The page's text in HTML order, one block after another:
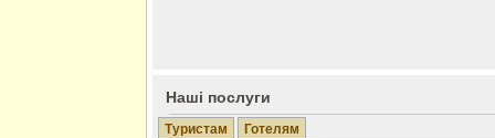
Наші послуги
Туристам Готелям